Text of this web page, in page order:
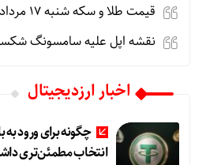
قیمت طلا و سکه شنبه 17 مرداد/ قیمت‌ها افزایشی
نقشه اپل علیه سامسونگ
اخبار ارزدیجیتال
چگونه برای ورود به
انتخاب مطمئن‌تری